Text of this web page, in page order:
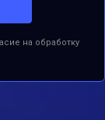
на обработку